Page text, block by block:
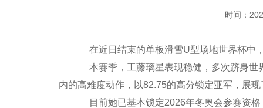
时间：
在近日结束的单板滑雪U型场地世界杯中
本赛季，工藤璃星表现稳健，多次跻身世
内的高难度动作，以82.75的高分锁定亚军，展
目前她已基本锁定2026年冬奥会参赛资格